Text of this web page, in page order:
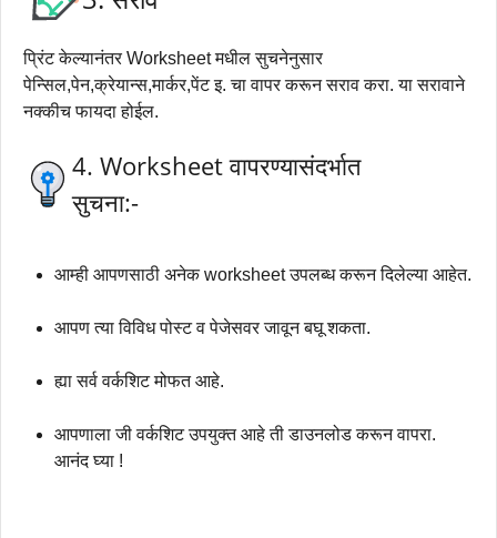
प्रिंट केल्यानंतर Worksheet मधील सुचनेनुसार
पेन्सिल,पेन,क्रेयान्स,मार्कर,पेंट इ. चा वापर करून सराव करा. या सरावाने
नक्कीच फायदा होईल.
4. Worksheet वापरण्यासंदर्भात
सुचना:-
आम्ही आपणसाठी अनेक worksheet उपलब्ध करून दिलेल्या आहेत.
आपण त्या विविध पोस्ट व पेजेसवर जावून बघू शकता.
ह्या सर्व वर्कशिट मोफत आहे.
आपणाला जी वर्कशिट उपयुक्त आहे ती डाउनलोड करून वापरा.
आनंद घ्या !